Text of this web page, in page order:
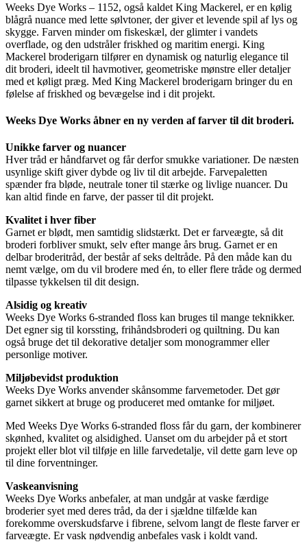
Weeks Dye Works – 1152, også kaldet King Mackerel, er en kølig
blågrå nuance med lette sølvtoner, der giver et levende spil af lys og
skygge. Farven minder om fiskeskæl, der glimter i vandets
overflade, og den udstråler friskhed og maritim energi. King
Mackerel broderigarn tilfører en dynamisk og naturlig elegance til
dit broderi, ideelt til havmotiver, geometriske mønstre eller detaljer
med et køligt præg. Med King Mackerel broderigarn bringer du en
følelse af friskhed og bevægelse ind i dit projekt.
Weeks Dye Works åbner en ny verden af farver til dit broderi.
Unikke farver og nuancer
Hver tråd er håndfarvet og får derfor smukke variationer. De næsten
usynlige skift giver dybde og liv til dit arbejde. Farvepaletten
spænder fra bløde, neutrale toner til stærke og livlige nuancer. Du
kan altid finde en farve, der passer til dit projekt.
Kvalitet i hver fiber
Garnet er blødt, men samtidig slidstærkt. Det er farveægte, så dit
broderi forbliver smukt, selv efter mange års brug. Garnet er en
delbar broderitråd, der består af seks deltråde. På den måde kan du
nemt vælge, om du vil brodere med én, to eller flere tråde og dermed
tilpasse tykkelsen til dit design.
Alsidig og kreativ
Weeks Dye Works 6-stranded floss kan bruges til mange teknikker.
Det egner sig til korssting, frihåndsbroderi og quiltning. Du kan
også bruge det til dekorative detaljer som monogrammer eller
personlige motiver.
Miljøbevidst produktion
Weeks Dye Works anvender skånsomme farvemetoder. Det gør
garnet sikkert at bruge og produceret med omtanke for miljøet.
Med Weeks Dye Works 6-stranded floss får du garn, der kombinerer
skønhed, kvalitet og alsidighed. Uanset om du arbejder på et stort
projekt eller blot vil tilføje en lille farvedetalje, vil dette garn leve op
til dine forventninger.
Vaskeanvisning
Weeks Dye Works anbefaler, at man undgår at vaske færdige
broderier syet med deres tråd, da der i sjældne tilfælde kan
forekomme overskudsfarve i fibrene, selvom langt de fleste farver er
farveægte. Er vask nødvendig anbefales vask i koldt vand.